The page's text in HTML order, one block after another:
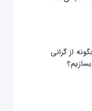
از گرانی